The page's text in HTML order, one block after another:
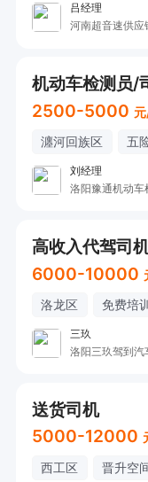
吕经理
河南超音速供应
机动车检测员/
2500-5000
瀍河回族区 五
刘经理
洛阳豫通机动车
高收入代驾司
6000-10000
洛龙区 免费培
三玖
洛阳三玖驾到汽
送货司机
5000-12000
西工区 晋升空